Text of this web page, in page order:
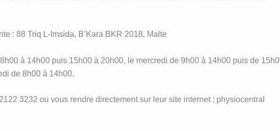
: 88 Triq L-Imsida, B’Kara BKR 2018, Malte
à 14h00 puis 15h00 à 20h00, le mercredi de 9h00 à 14h00 puis de
de 8h00 à 14h00.
3232 ou vous rendre directement sur leur site internet : physiocentral